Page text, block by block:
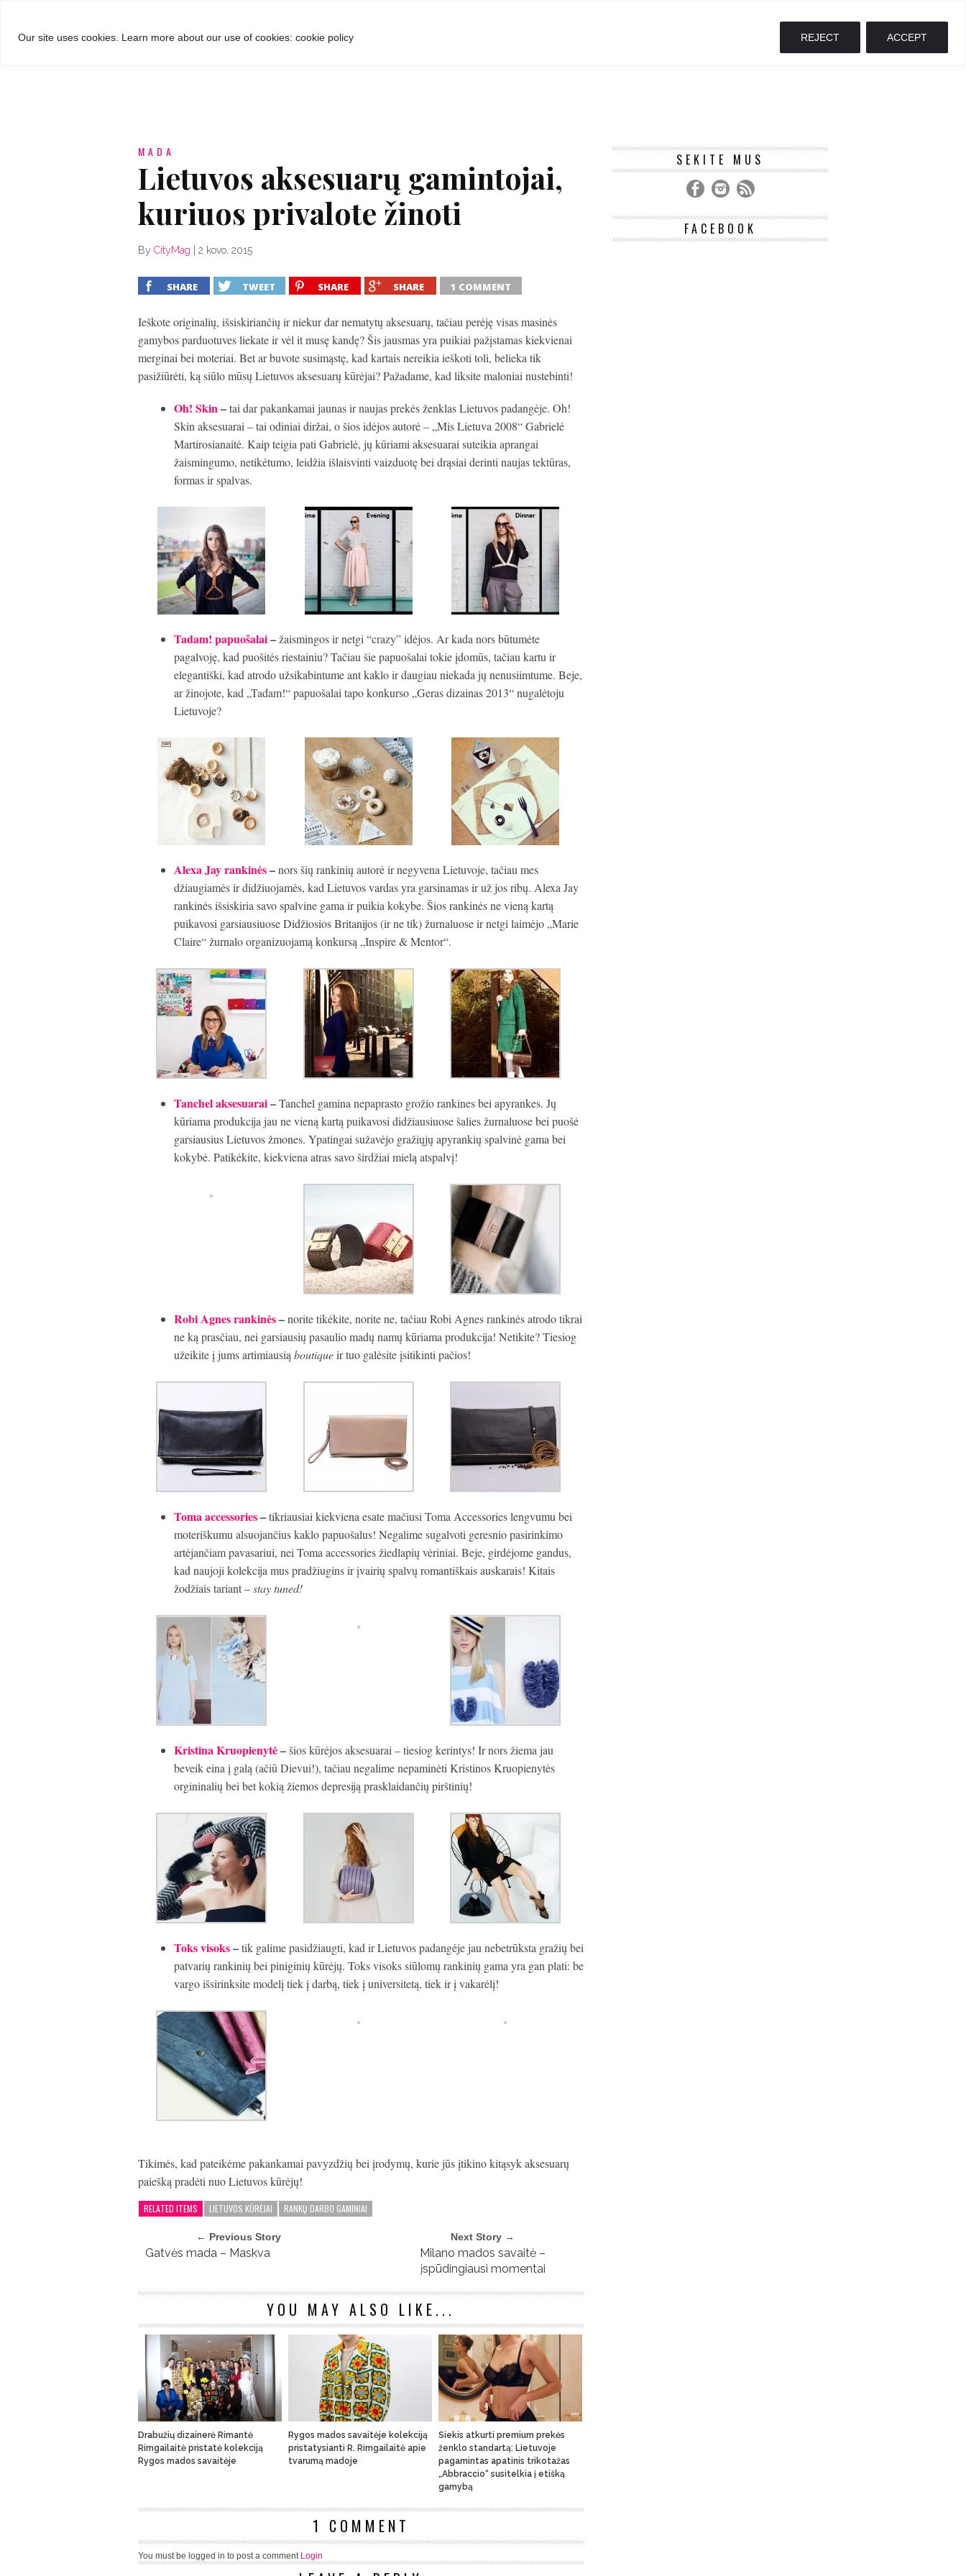
Our site uses cookies. Learn more about our use of cookies: cookie policy REJECT ACCEPT
MADA
Lietuvos aksesuarų gamintojai,
kuriuos privalote žinoti
By CityMag 2 kovo, 2015
SHARE TWEET SHARE SHARE 1 COMMENT
Ieškote originalių, išsiskiriančių ir niekur dar nematytų aksesuarų, tačiau perėję visas masinės
gamybos parduotuves liekate ir vėl it musę kandę? Šis jausmas yra puikiai pažįstamas kiekvienai
merginai bei moteriai. Bet ar buvote susimąstę, kad kartais nereikia ieškoti toli, belieka tik
pasižiūrėti, ką siūlo mūsų Lietuvos aksesuarų kūrėjai? Pažadame, kad liksite maloniai nustebinti!
Oh! Skin–tai dar pakankamai jaunas ir naujas prekės ženklas Lietuvos padangėje. Oh!
Skin aksesuarai – tai odiniai diržai, o šios idėjos autorė – „Mis Lietuva 2008“ Gabrielė
Martirosianaitė. Kaip teigia pati Gabrielė, jų kūriami aksesuarai suteikia aprangai
žaismingumo, netikėtumo, leidžia išlaisvinti vaizduotę bei drąsiai derinti naujas tektūras,
formas ir spalvas.
Tadam! papuošalai–žaismingos ir netgi “crazy” idėjos. Ar kada nors būtumėte
pagalvoję, kad puošitės riestainiu? Tačiau šie papuošalai tokie įdomūs, tačiau kartu ir
elegantiški, kad atrodo užsikabintume ant kaklo ir daugiau niekada jų nenusiimtume. Beje,
ar žinojote, kad „Tadam!“ papuošalai tapo konkurso „Geras dizainas 2013“ nugalėtoju
Lietuvoje?
Alexa Jay rankinės–nors šių rankinių autorė ir negyvena Lietuvoje, tačiau mes
džiaugiamės ir didžiuojamės, kad Lietuvos vardas yra garsinamas ir už jos ribų. Alexa Jay
rankinės išsiskiria savo spalvine gama ir puikia kokybe. Šios rankinės ne vieną kartą
puikavosi garsiausiuose Didžiosios Britanijos (ir ne tik) žurnaluose ir netgi laimėjo „Marie
Claire“ žurnalo organizuojamą konkursą „Inspire & Mentor“.
Tanchel aksesuarai–Tanchel gamina nepaprasto grožio rankines bei apyrankes. Jų
kūriama produkcija jau ne vieną kartą puikavosi didžiausiuose šalies žurnaluose bei puošė
garsiausius Lietuvos žmones. Ypatingai sužavėjo gražiųjų apyrankių spalvinė gama bei
kokybė. Patikėkite, kiekviena atras savo širdžiai mielą atspalvį!
Robi Agnes rankinės–norite tikėkite, norite ne, tačiau Robi Agnes rankinės atrodo tikrai
ne ką prasčiau, nei garsiausių pasaulio madų namų kūriama produkcija! Netikite? Tiesiog
užeikite į jums artimiausią boutiqueir tuo galėsite įsitikinti pačios!
Toma accessories–tikriausiai kiekviena esate mačiusi Toma Accessories lengvumu bei
moteriškumu alsuojančius kaklo papuošalus! Negalime sugalvoti geresnio pasirinkimo
artėjančiam pavasariui, nei Toma accessories žiedlapių vėriniai. Beje, girdėjome gandus,
kad naujoji kolekcija mus pradžiugins ir įvairių spalvų romantiškais auskarais! Kitais
žodžiais tariant –stay tuned!
KristinaKruopienytė–šios kūrėjos aksesuarai – tiesiog kerintys! Ir nors žiema jau
beveik eina į galą (ačiū Dievui!), tačiau negalime nepaminėti Kristinos Kruopienytės
orgininalių bei bet kokią žiemos depresiją prasklaidančių pirštinių!
Toks visoks–tik galime pasidžiaugti, kad ir Lietuvos padangėje jau nebetrūksta gražių bei
patvarių rankinių bei piniginių kūrėjų. Toks visoks siūlomų rankinių gama yra gan plati: be
vargo išsirinksite modelį tiek į darbą, tiek į universitetą, tiek ir į vakarėlį!
Tikimės, kad pateikėme pakankamai pavyzdžių bei įrodymų, kurie jūs įtikino kitąsyk aksesuarų
paiešką pradėti nuo Lietuvos kūrėjų!
RELATED ITEMS LIETUVOS KŪRĖJAI RANKŲ DARBO GAMINIAI
← Previous Story
Gatvės mada – Maskva
Next Story →
Milano mados savaitė –
įspūdingiausi momentai
YOU MAY ALSO LIKE...
Drabužių dizainerė Rimantė
Rimgailaitė pristatė kolekciją
Rygos mados savaitėje
Rygos mados savaitėje kolekciją
pristatysianti R. Rimgailaitė apie
tvarumą madoje
Siekis atkurti premium prekės
ženklo standartą: Lietuvoje
pagamintas apatinis trikotažas
„Abbraccio“ susitelkia į etišką
gamybą
1 COMMENT
You must be logged in to post a comment Login
SEKITE MUS
FACEBOOK